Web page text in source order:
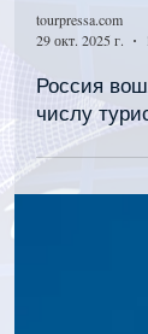
tourpressa.com
29 окт. 2025 г.
числу